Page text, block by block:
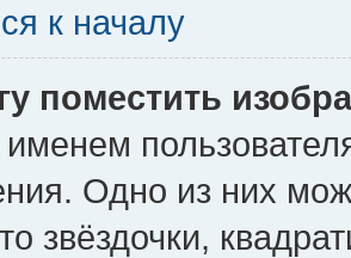
к началу
поместить
Одно из них
звёздочки,